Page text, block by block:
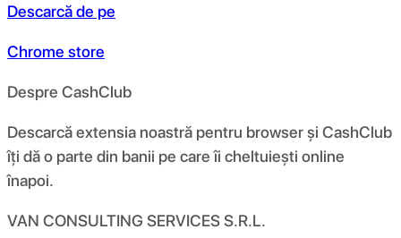
Descarcă de pe
Chrome store
Despre CashClub
Descarcă extensia noastră pentru browser și CashClub
îți dă o parte din banii pe care îi cheltuiești online
înapoi.
VAN CONSULTING SERVICES S.R.L.